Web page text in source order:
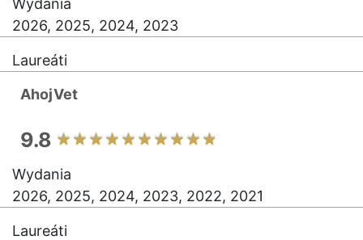
Wydania
2026, 2025, 2024, 2023
Laureáti
AhojVet
9.8
Wydania
2026, 2025, 2024, 2023, 2022, 2021
Laureáti